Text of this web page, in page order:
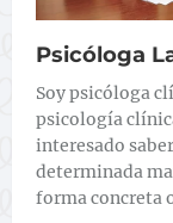
Psicóloga
Soy psicóloga
psicología
interesado
determinada
forma concreta